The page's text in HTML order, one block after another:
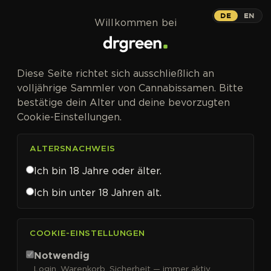
Fast Buds
DE EN
Willkommen bei
Diese Seite richtet sich ausschließlich an
volljährige Sammler von Cannabissamen. Bitte
bestätige dein Alter und deine bevorzugten
Cookie-Einstellungen.
ALTERSNACHWEIS
Ich bin 18 Jahre oder älter.
Ich bin unter 18 Jahren alt.
COOKIE-EINSTELLUNGEN
Notwendig
Login, Warenkorb, Sicherheit — immer aktiv.